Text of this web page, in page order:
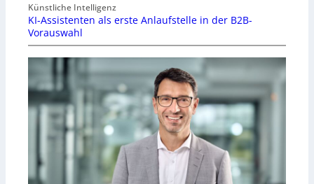
Künstliche Intelligenz
KI-Assistenten als erste Anlaufstelle in der B2B-
Vorauswahl